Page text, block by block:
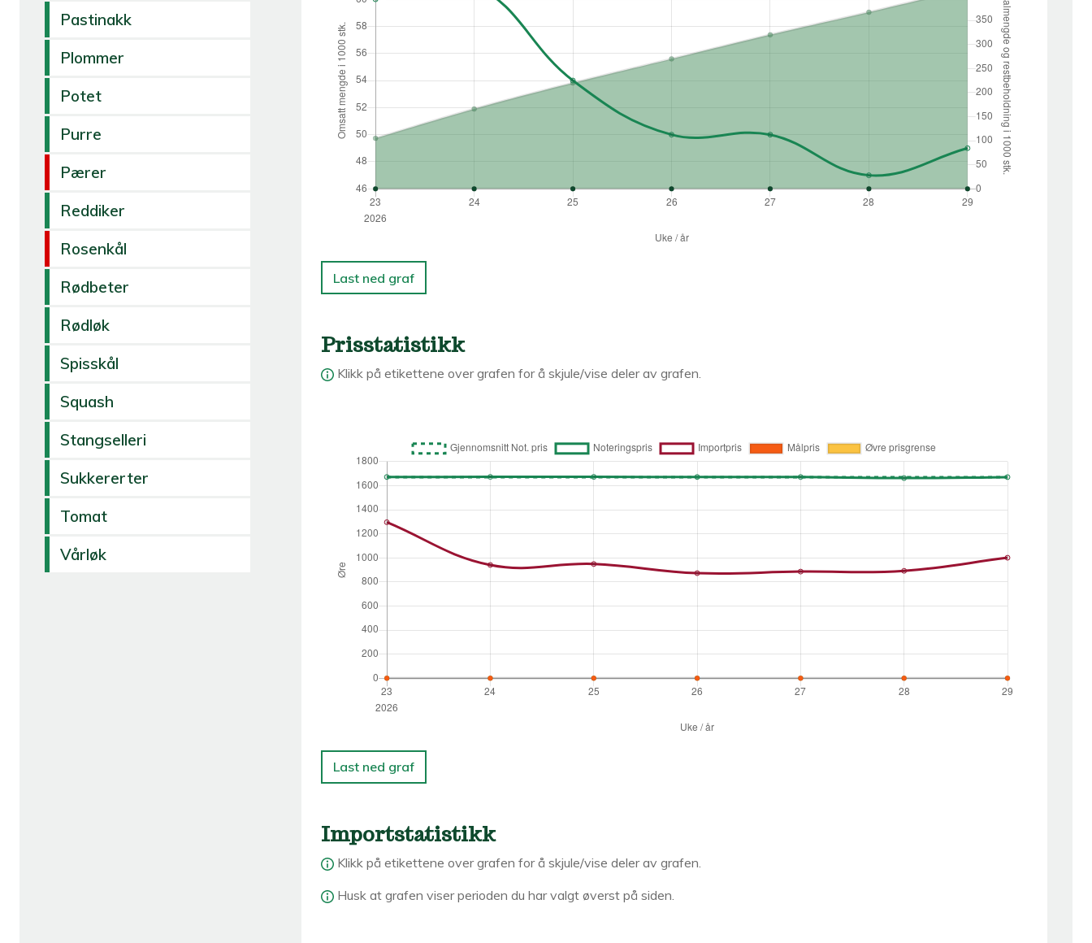
Pastinakk
Plommer
Potet
Purre
Pærer
Reddiker
Rosenkål
Rødbeter
Rødløk
Spisskål
Squash
Stangselleri
Sukkererter
Tomat
Vårløk
Last ned graf
Prisstatistikk
Klikk på etikettene over grafen for å skjule/vise deler av grafen.
Last ned graf
Importstatistikk
Klikk på etikettene over grafen for å skjule/vise deler av grafen.
Husk at grafen viser perioden du har valgt øverst på siden.